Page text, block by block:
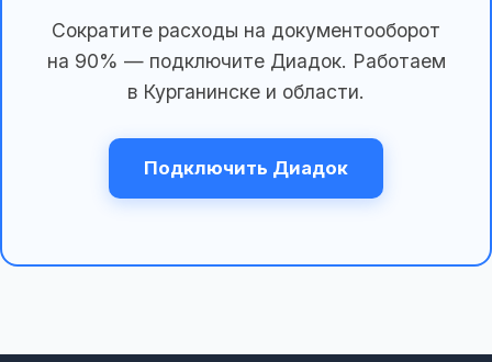
Сократите расходы на документооборот
на 90% — подключите Диадок. Работаем
в Курганинске и области.
Подключить Диадок